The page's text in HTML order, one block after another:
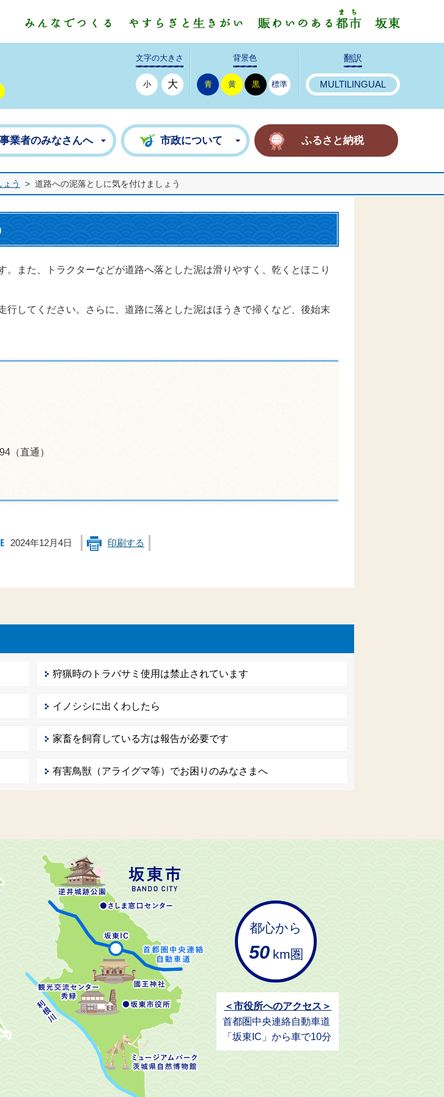
文字の大きさ
小 大
背景色
青 黄 黒 標準
翻訳
MULTILINGUAL
事業者のみなさんへ 市政について ふるさと納税
う > 道路への泥落としに気を付けましょう
また、トラクターなどが道路へ落とした泥は滑りやすく、乾くとほこり
してください。さらに、道路に落とした泥はほうきで掃くなど、後始末
（直通）
2024年12月4日 印刷する
狩猟時のトラバサミ使用は禁止されています
イノシシに出くわしたら
家畜を飼育している方は報告が必要です
有害鳥獣（アライグマ等）でお困りのみなさまへ
都心から
50 km圏
＜市役所へのアクセス＞
首都圏中央連絡自動車道
「坂東IC」から車で10分